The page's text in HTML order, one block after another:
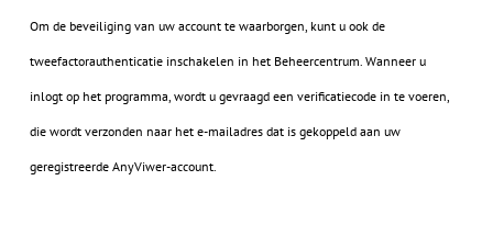
Om de beveiliging van uw account te waarborgen, kunt u ook de
tweefactorauthenticatie inschakelen in het Beheercentrum. Wanneer u
inlogt op het programma, wordt u gevraagd een verificatiecode in te voeren,
die wordt verzonden naar het e-mailadres dat is gekoppeld aan uw
geregistreerde AnyViwer-account.